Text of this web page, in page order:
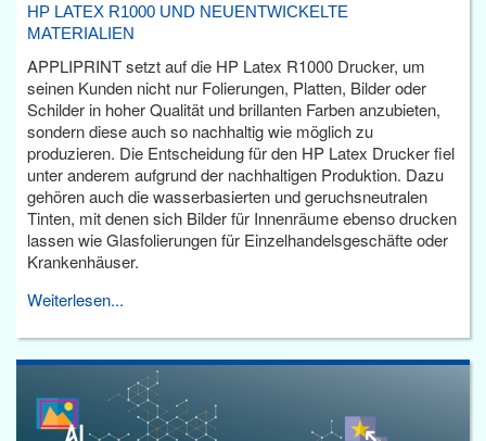
HP LATEX R1000 UND NEUENTWICKELTE
MATERIALIEN
APPLIPRINT setzt auf die HP Latex R1000 Drucker, um
seinen Kunden nicht nur Folierungen, Platten, Bilder oder
Schilder in hoher Qualität und brillanten Farben anzubieten,
sondern diese auch so nachhaltig wie möglich zu
produzieren. Die Entscheidung für den HP Latex Drucker fiel
unter anderem aufgrund der nachhaltigen Produktion. Dazu
gehören auch die wasserbasierten und geruchsneutralen
Tinten, mit denen sich Bilder für Innenräume ebenso drucken
lassen wie Glasfolierungen für Einzelhandelsgeschäfte oder
Krankenhäuser.
Weiterlesen...